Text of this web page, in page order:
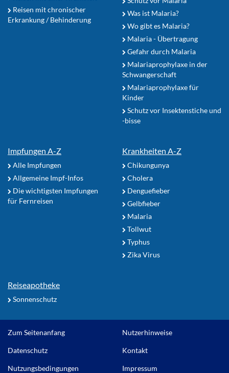
Reisen mit chronischer
Erkrankung / Behinderung
Was ist Malaria?
Wo gibt es Malaria?
Malaria - Übertragung
Gefahr durch Malaria
Malariaprophylaxe in der
Schwangerschaft
Malariaprophylaxe für
Kinder
Schutz vor Insektenstiche und
-bisse
Impfungen A-Z
Alle Impfungen
Allgemeine Impf-Infos
Die wichtigsten Impfungen
für Fernreisen
Krankheiten A-Z
Chikungunya
Cholera
Denguefieber
Gelbfieber
Malaria
Tollwut
Typhus
Zika Virus
Reiseapotheke
Sonnenschutz
Zum Seitenanfang Nutzerhinweise
Datenschutz Kontakt
Nutzungsbedingungen Impressum